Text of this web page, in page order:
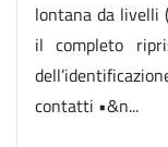
lontana da livelli
il completo
contatti •&n...